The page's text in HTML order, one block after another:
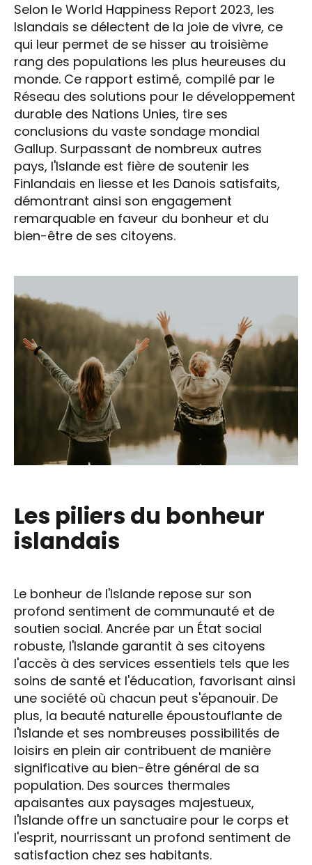
Selon le World Happiness Report 2023, les
Islandais se délectent de la joie de vivre, ce
qui leur permet de se hisser au troisième
rang des populations les plus heureuses du
monde. Ce rapport estimé, compilé par le
Réseau des solutions pour le développement
durable des Nations Unies, tire ses
conclusions du vaste sondage mondial
Gallup. Surpassant de nombreux autres
pays, l'Islande est fière de soutenir les
Finlandais en liesse et les Danois satisfaits,
démontrant ainsi son engagement
remarquable en faveur du bonheur et du
bien-être de ses citoyens.
Les piliers du bonheur
islandais
Le bonheur de l'Islande repose sur son
profond sentiment de communauté et de
soutien social. Ancrée par un État social
robuste, l'Islande garantit à ses citoyens
l'accès à des services essentiels tels que les
soins de santé et l'éducation, favorisant ainsi
une société où chacun peut s'épanouir. De
plus, la beauté naturelle époustouflante de
l'Islande et ses nombreuses possibilités de
loisirs en plein air contribuent de manière
significative au bien-être général de sa
population. Des sources thermales
apaisantes aux paysages majestueux,
l'Islande offre un sanctuaire pour le corps et
l'esprit, nourrissant un profond sentiment de
satisfaction chez ses habitants.